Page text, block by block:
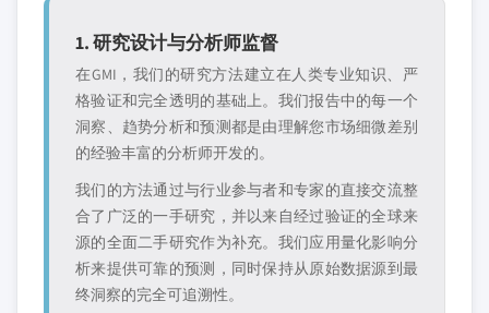
1. 研究设计与分析师监督
在GMI，我们的研究方法建立在人类专业知识、严
格验证和完全透明的基础上。我们报告中的每一个
洞察、趋势分析和预测都是由理解您市场细微差别
的经验丰富的分析师开发的。
我们的方法通过与行业参与者和专家的直接交流整
合了广泛的一手研究，并以来自经过验证的全球来
源的全面二手研究作为补充。我们应用量化影响分
析来提供可靠的预测，同时保持从原始数据源到最
终洞察的完全可追溯性。